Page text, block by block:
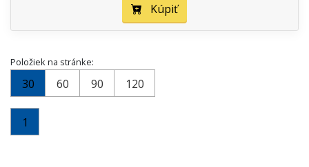
Kúpiť
Položiek na stránke:
30 60 90 120
1